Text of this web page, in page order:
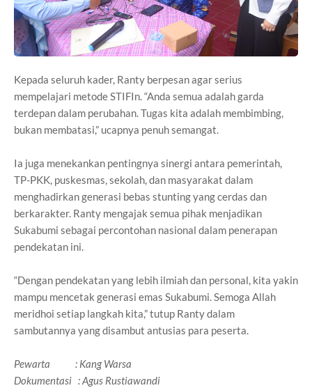
Kepada seluruh kader, Ranty berpesan agar serius
mempelajari metode STIFIn. “Anda semua adalah garda
terdepan dalam perubahan. Tugas kita adalah membimbing,
bukan membatasi,” ucapnya penuh semangat.
Ia juga menekankan pentingnya sinergi antara pemerintah,
TP-PKK, puskesmas, sekolah, dan masyarakat dalam
menghadirkan generasi bebas stunting yang cerdas dan
berkarakter. Ranty mengajak semua pihak menjadikan
Sukabumi sebagai percontohan nasional dalam penerapan
pendekatan ini.
“Dengan pendekatan yang lebih ilmiah dan personal, kita yakin
mampu mencetak generasi emas Sukabumi. Semoga Allah
meridhoi setiap langkah kita,” tutup Ranty dalam
sambutannya yang disambut antusias para peserta.
Pewarta : Kang Warsa
Dokumentasi : Agus Rustiawandi